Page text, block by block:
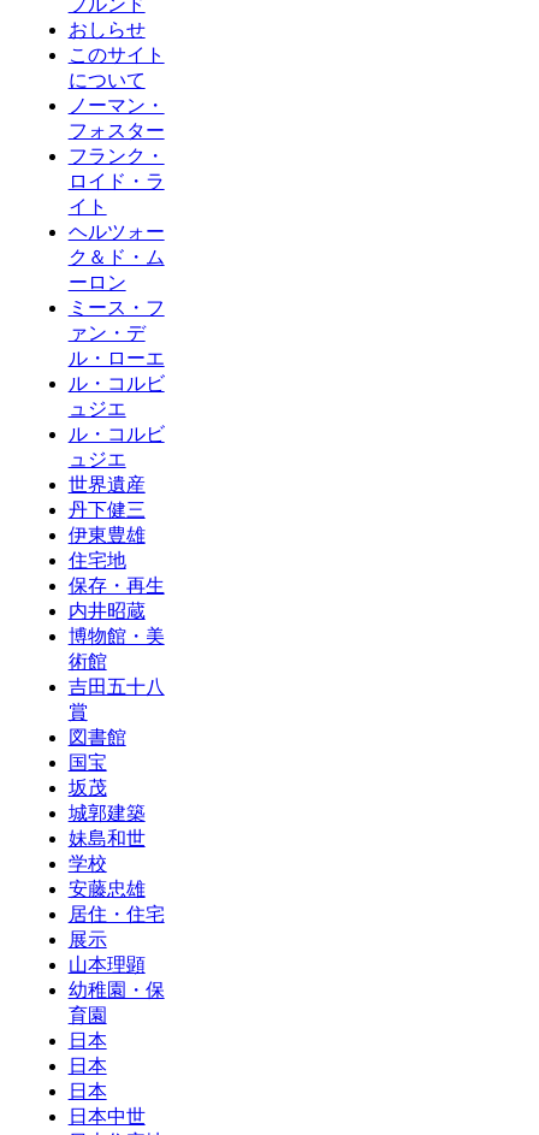
プルンド
おしらせ
このサイト
について
ノーマン・
フォスター
フランク・
ロイド・ラ
イト
ヘルツォー
ク＆ド・ム
ーロン
ミース・フ
ァン・デ
ル・ローエ
ル・コルビ
ュジエ
ル・コルビ
ュジエ
世界遺産
丹下健三
伊東豊雄
住宅地
保存・再生
内井昭蔵
博物館・美
術館
吉田五十八
賞
図書館
国宝
坂茂
城郭建築
妹島和世
学校
安藤忠雄
居住・住宅
展示
山本理顕
幼稚園・保
育園
日本
日本
日本
日本中世